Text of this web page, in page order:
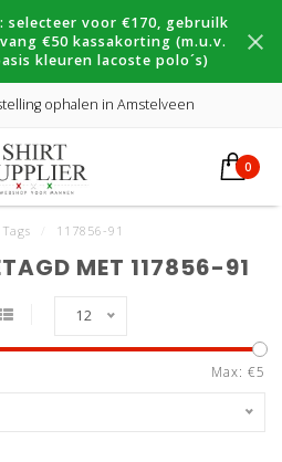
selecteer voor €170, gebruilk
€50 kassakorting (m.u.v.
kleuren lacoste polo´s)
ophalen in Amstelveen
0
Tags 117856-91
MET 117856-91
12
Max: €5